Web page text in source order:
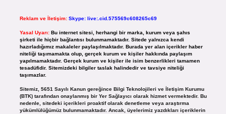
Reklam ve İletişim: Skype: live:.cid.575569c608265c69
Yasal Uyarı: Bu internet sitesi, herhangi bir marka, kurum veya şahıs
şirketi ile hiçbir bağlantısı bulunmamaktadır. Sitede yalnızca kendi
hazırladığımız makaleler paylaşılmaktadır. Burada yer alan içerikler haber
niteliği taşımamakta olup, gerçek kurum ve kişiler hakkında paylaşım
yapılmamaktadır. Gerçek kurum ve kişiler ile isim benzerlikleri tamamen
tesadüfidir. Sitemizdeki bilgiler taslak halindedir ve tavsiye niteliği
taşımazlar.
Sitemiz, 5651 Sayılı Kanun gereğince Bilgi Teknolojileri ve İletişim Kurumu
(BTK) tarafından onaylanmış bir Yer Sağlayıcı olarak hizmet vermektedir. Bu
nedenle, sitedeki içerikleri proaktif olarak denetleme veya araştırma
yükümlülüğümüz bulunmamaktadır. Ancak, üyelerimiz yazdıkları içeriklerin